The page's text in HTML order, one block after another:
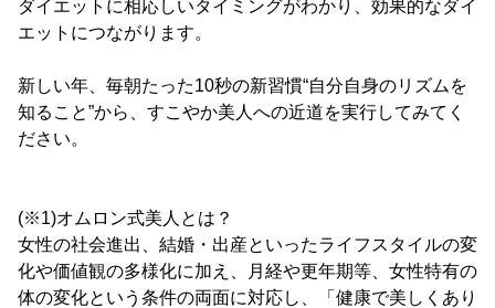
ダイエットに相応しいタイミングがわかり、効果的なダイ
エットにつながります。
新しい年、毎朝たった10秒の新習慣“自分自身のリズムを
知ること”から、すこやか美人への近道を実行してみてく
ださい。
(※1)オムロン式美人とは？
女性の社会進出、結婚・出産といったライフスタイルの変
化や価値観の多様化に加え、月経や更年期等、女性特有の
体の変化という条件の両面に対応し、「健康で美しくあり